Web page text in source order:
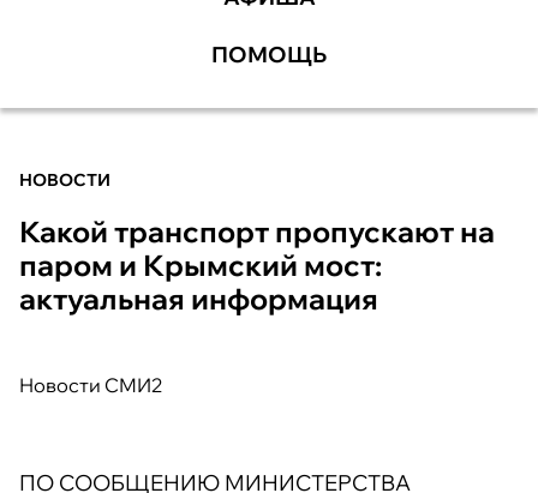
ПОМОЩЬ
НОВОСТИ
Какой транспорт пропускают на
паром и Крымский мост:
актуальная информация
ПО СООБЩЕНИЮ МИНИСТЕРСТВА
Новости СМИ2